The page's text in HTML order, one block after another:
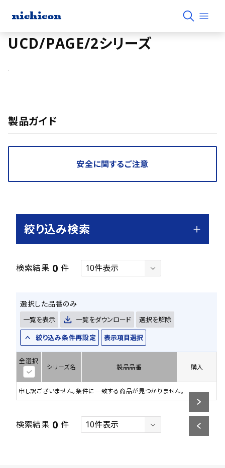
UCD/PAGE/2シリーズ
製品ガイド
安全に関するご注意
絞り込み検索
検索結果 0 件
選択した品番のみ
一覧を表示 一覧をダウンロード
選択を解除
絞り込み条件再設定
表示項目選択
全選択
シリーズ名 製品品番 購入
申し訳ございません。条件に一致する商品が見つかりません。
検索結果 0 件